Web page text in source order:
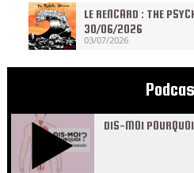
LE RENCARD : THE
30/06/2026
03/07/2026
DIS-MOI